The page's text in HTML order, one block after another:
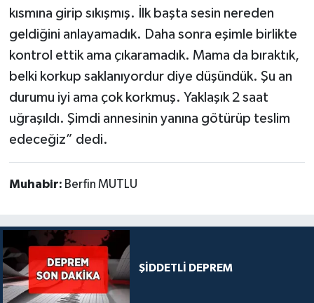
kısmına girip sıkışmış. İlk başta sesin nereden
geldiğini anlayamadık. Daha sonra eşimle birlikte
kontrol ettik ama çıkaramadık. Mama da bıraktık,
belki korkup saklanıyordur diye düşündük. Şu an
durumu iyi ama çok korkmuş. Yaklaşık 2 saat
uğraşıldı. Şimdi annesinin yanına götürüp teslim
edeceğiz” dedi.
Muhabir: Berfin MUTLU
ŞİDDETLİ DEPREM